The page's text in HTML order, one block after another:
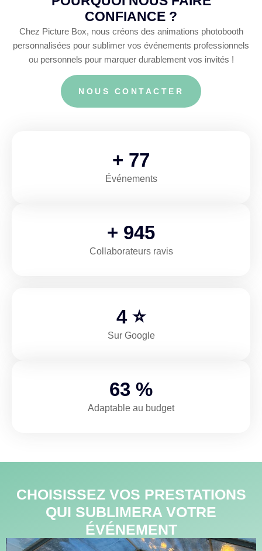
CONFIANCE ?
Chez Picture Box, nous créons des animations photobooth
personnalisées pour sublimer vos événements professionnels
ou personnels pour marquer durablement vos invités !
NOUS CONTACTER
+ 116
Événements
+ 1,443
Collaborateurs ravis
5 ⭐
Sur Google
97 %
Adaptable au budget
CHOISISSEZ VOS PRESTATIONS
QUI SUBLIMERA VOTRE
ÉVÉNEMENT